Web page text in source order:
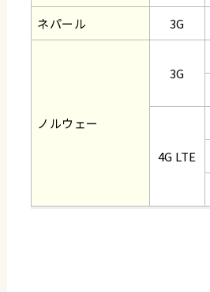
ネパール
3G
ノルウェー
3G
4G LTE